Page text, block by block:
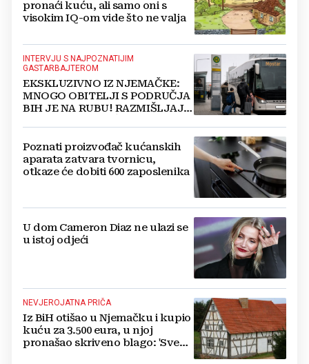
pronaći kuću, ali samo oni s
visokim IQ-om vide što ne valja
INTERVJU S NAJPOZNATIJIM
GASTARBAJTEROM
EKSKLUZIVNO IZ NJEMAČKE:
MNOGO OBITELJI S PODRUČJA
BIH JE NA RUBU! RAZMIŠLJAJU
Poznati proizvođač kućanskih
aparata zatvara tvornicu,
otkaze će dobiti 600 zaposlenika
U dom Cameron Diaz ne ulazi se
u istoj odjeći
NEVJEROJATNA PRIČA
Iz BiH otišao u Njemačku i kupio
kuću za 3.500 eura, u njoj
pronašao skriveno blago: 'Sve